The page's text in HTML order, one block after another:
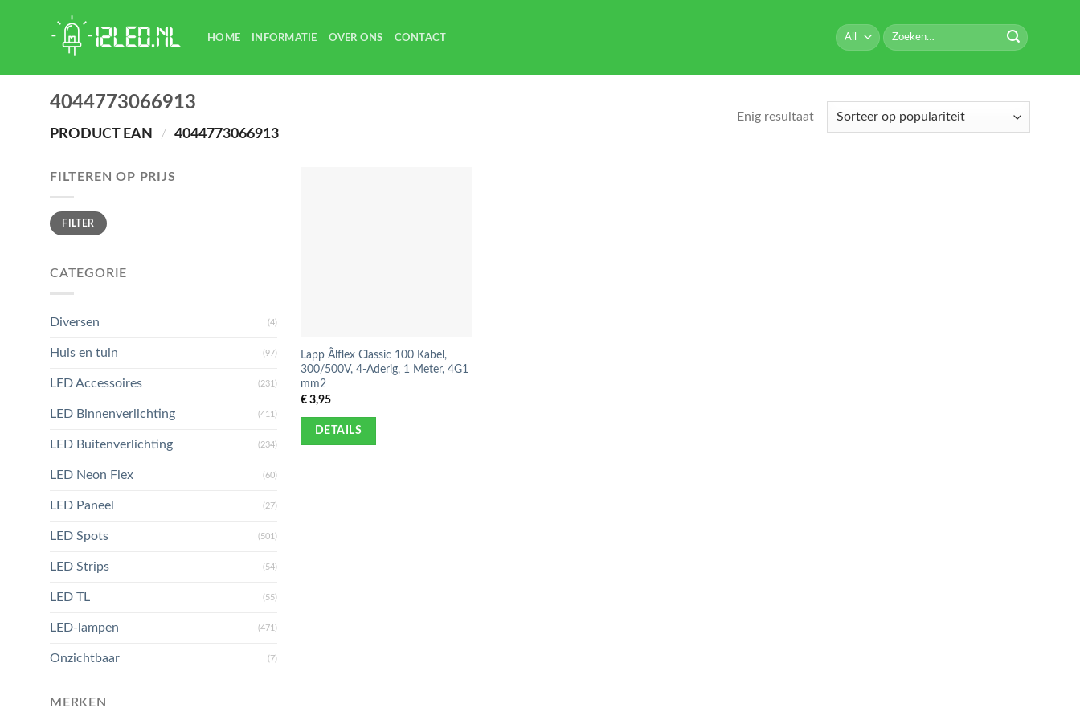
HOME INFORMATIE OVER ONS CONTACT
Zoeken
naar:
4044773066913
PRODUCT EAN / 4044773066913
Enig resultaat
FILTEREN OP PRIJS
Min.
prijs
Max.
prijsFILTER
CATEGORIE
Diversen (4)
Huis en tuin (97)
LED Accessoires (231)
LED Binnenverlichting (411)
LED Buitenverlichting (234)
LED Neon Flex (60)
LED Paneel (27)
LED Spots (501)
LED Strips (54)
LED TL (55)
LED-lampen (471)
Onzichtbaar (7)
MERKEN
Lapp Ãlflex Classic 100 Kabel,
300/500V, 4-Aderig, 1 Meter, 4G1
mm2
€ 3,95
DETAILS